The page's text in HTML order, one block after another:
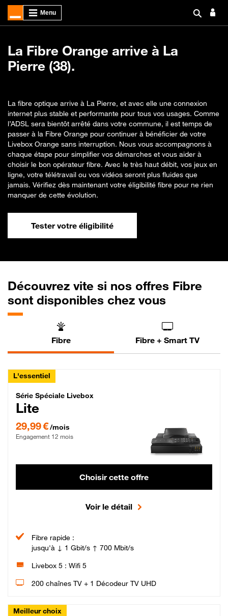
La Fibre Orange arrive à La
Pierre (38).
La fibre optique arrive à La Pierre, et avec elle une connexion
internet plus stable et performante pour tous vos usages. Comme
l’ADSL sera bientôt arrêté dans votre commune, il est temps de
passer à la Fibre Orange pour continuer à bénéficier de votre
Livebox Orange sans interruption. Nous vous accompagnons à
chaque étape pour simplifier vos démarches et vous aider à
choisir le bon opérateur fibre. Avec le très haut débit, vos jeux en
ligne, votre télétravail ou vos vidéos seront plus fluides que
jamais. Vérifiez dès maintenant votre éligibilité fibre pour ne rien
manquer de cette évolution.
Tester votre éligibilité
Découvrez vite si nos offres Fibre
sont disponibles chez vous
Fibre Fibre + Smart TV
L'essentiel
Série Spéciale Livebox Lite Fibre
Série Spéciale Livebox
Lite
29,99 €/mois
Engagement 12 mois
Choisir cette offre
Voir le détail
Fibre rapide :
jusqu'à ↓ 1 Gbit/s ↑ 700 Mbit/s
Livebox 5 : Wifi 5
200 chaînes TV + 1 Décodeur TV UHD
Meilleur choix